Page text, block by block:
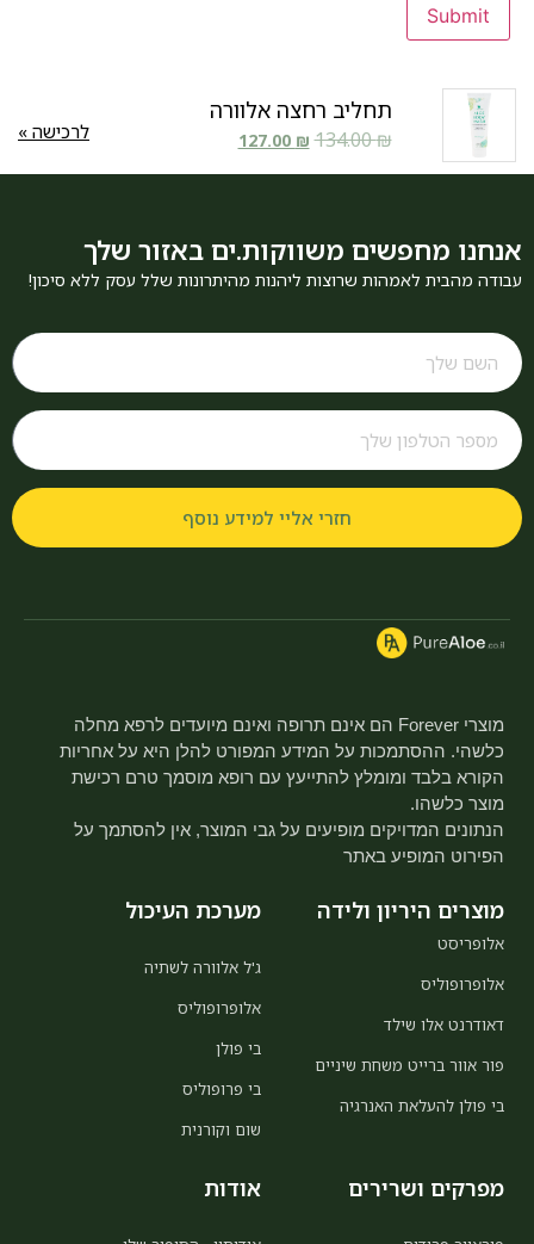
תחליב רחצה אלוורה
134.00₪
127.00 ₪ לרכישה »
אנחנו מחפשים משווקות.ים באזור שלך
עבודה מהבית לאמהות שרוצות ליהנות מהיתרונות שלל עסק ללא סיכון!
חזרי אליי למידע נוסף
מוצרי Forever הם אינם תרופה ואינם מיועדים לרפא מחלה
כלשהי. ההסתמכות על המידע המפורט להלן היא על אחריות
הקורא בלבד ומומלץ להתייעץ עם רופא מוסמך טרם רכישת
מוצר כלשהו.
הנתונים המדויקים מופיעים על גבי המוצר, אין להסתמך על
הפירוט המופיע באתר
מוצרים היריון ולידה
אלופריסט
אלופרופוליס
דאודרנט אלו שילד
פור אוור ברייט משחת שיניים
בי פולן להעלאת האנרגיה
מערכת העיכול
ג'ל אלוורה לשתיה
אלופרופוליס
בי פולן
בי פרופוליס
שום וקורנית
מפרקים ושרירים אודות